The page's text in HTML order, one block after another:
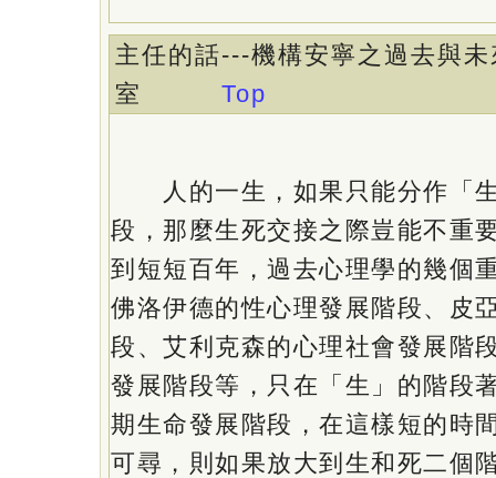
主任的話---機構安寧之過去與
室 Top
人的一生，如果只能分作「
段，那麼生死交接之際豈能不重
到短短百年，過去心理學的幾個
佛洛伊德的性心理發展階段、皮
段、艾利克森的心理社會發展階
發展階段等，只在「生」的階段
期生命發展階段，在這樣短的時
可尋，則如果放大到生和死二個